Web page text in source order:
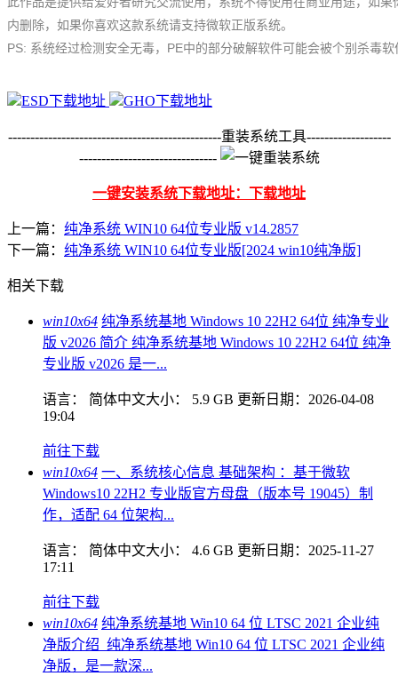
内删除，如果你喜欢这款系统请支持微软正版系统。
PS: 系统经过检测安全无毒，PE中的部分破解软件可能会被个别杀毒
ESD下载地址 GHO下载地址
------------------------------------------------重装系统工具-------------------
-------------------------------
一键安装系统下载地址：下载地址
上一篇： 纯净系统 WIN10 64位专业版 v14.2857
下一篇： 纯净系统 WIN10 64位专业版[2024 win10纯净版]
相关下载
win10x64 纯净系统基地 Windows 10 22H2 64位 纯净专业
版 v2026 简介 纯净系统基地 Windows 10 22H2 64位 纯净
专业版 v2026 是一...
语言： 简体中文大小： 5.9 GB 更新日期： 2026-04-08
19:04
前往下载
win10x64 一、系统核心信息 基础架构 ：基于微软
Windows10 22H2 专业版官方母盘（版本号 19045）制
作，适配 64 位架构...
语言： 简体中文大小： 4.6 GB 更新日期： 2025-11-27
17:11
前往下载
win10x64 纯净系统基地 Win10 64 位 LTSC 2021 企业纯
净版介绍 ​ 纯净系统基地 Win10 64 位 LTSC 2021 企业纯
净版，是一款深...